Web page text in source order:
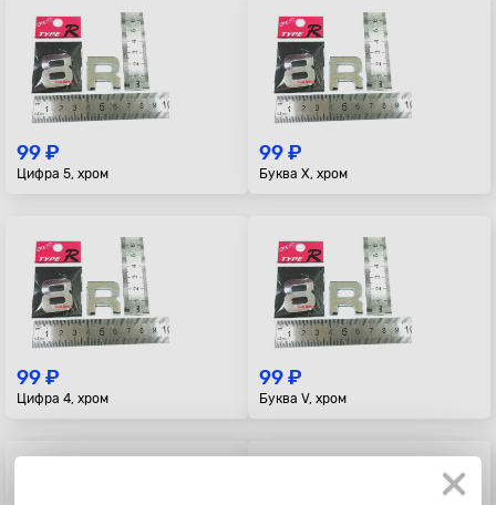
99 ₽
Цифра 5, хром
99 ₽
Буква X, хром
99 ₽
Цифра 4, хром
99 ₽
Буква V, хром